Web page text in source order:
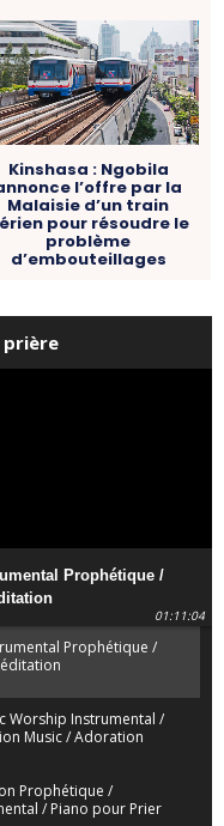
Kinshasa : Ngobila
l’offre par la
Malaisie d’un train
pour résoudre le
problème
d’embouteillages
Prophétique /
01:11:04
Prophétique /
Worship Instrumental /
Music / Adoration
Prophétique /
/ Piano pour Prier